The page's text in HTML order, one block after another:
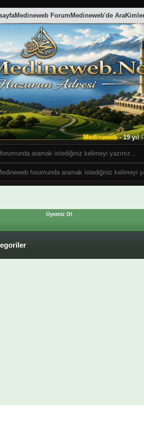
Medineweb Forum Medineweb'de Ara
Medineweb- 19 yıl
Üyemiz Ol